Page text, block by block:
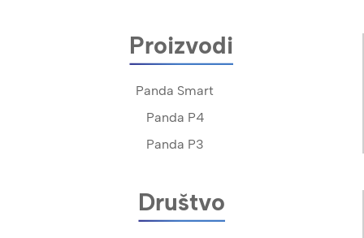
Proizvodi
Panda Smart
Panda P4
Panda P3
Društvo